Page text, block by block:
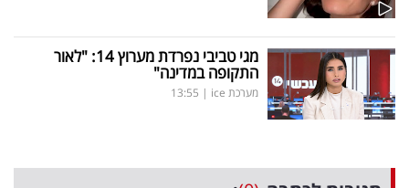
מגי טביבי נפרדת מערוץ 14: "לאור
התקופה במדינה"
מערכת ice |
13:55